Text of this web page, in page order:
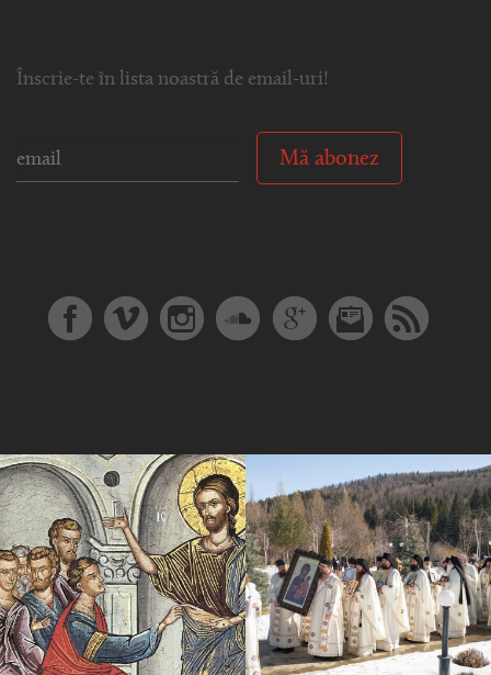
Înscrie-te în lista noastră de email-uri!
Mă abonez